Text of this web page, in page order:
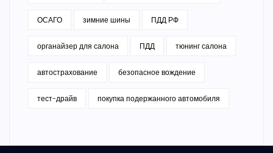
ОСАГО зимние шины ПДД РФ
органайзер для салона ПДД тюнинг салона
автострахование безопасное вождение
тест-драйв покупка подержанного автомобиля